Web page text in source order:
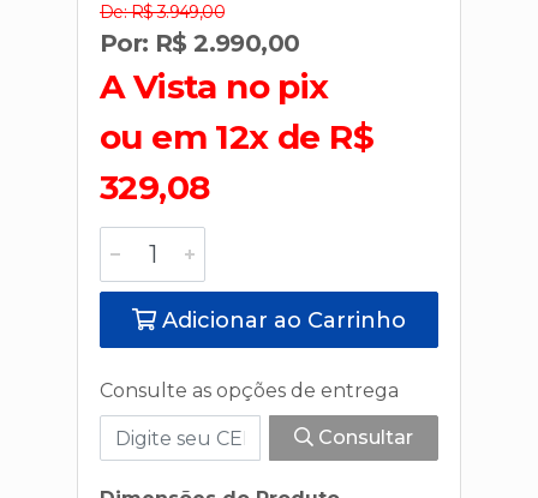
De: R$ 3.949,00
Por: R$ 2.990,00
A Vista no pix
ou em 12x de R$
329,08
Adicionar ao Carrinho
Consulte as opções de entrega
Consultar